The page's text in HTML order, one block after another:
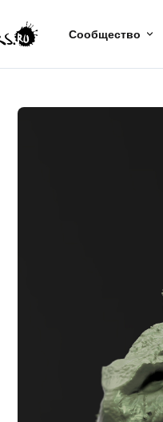
Сообщество